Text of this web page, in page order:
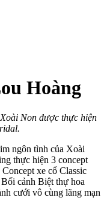
Hoàng
Non được thực hiện
ngôn tình của Xoài
thực hiện 3 concept
xe cổ Classic
cảnh Biệt thự hoa
cưới vô cùng lãng mạn